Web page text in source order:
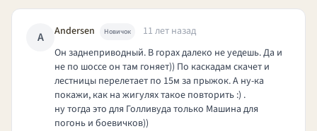
A Andersen Новичок
11 лет назад
Он заднеприводный. В горах далеко не уедешь. Да и
не по шоссе он там гоняет)) По каскадам скачет и
лестницы перелетает по 15м за прыжок. А ну-ка
покажи, как на жигулях такое повторить :) .
ну тогда это для Голливуда только Машина для
погонь и боевичков))